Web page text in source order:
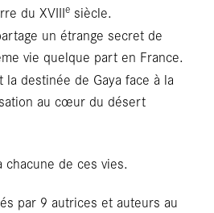
du XVIIIe siècle.
un étrange secret de
vie quelque part en France.
la destinée de Gaya face à la
au cœur du désert
chacune de ces vies.
par 9 autrices et auteurs au